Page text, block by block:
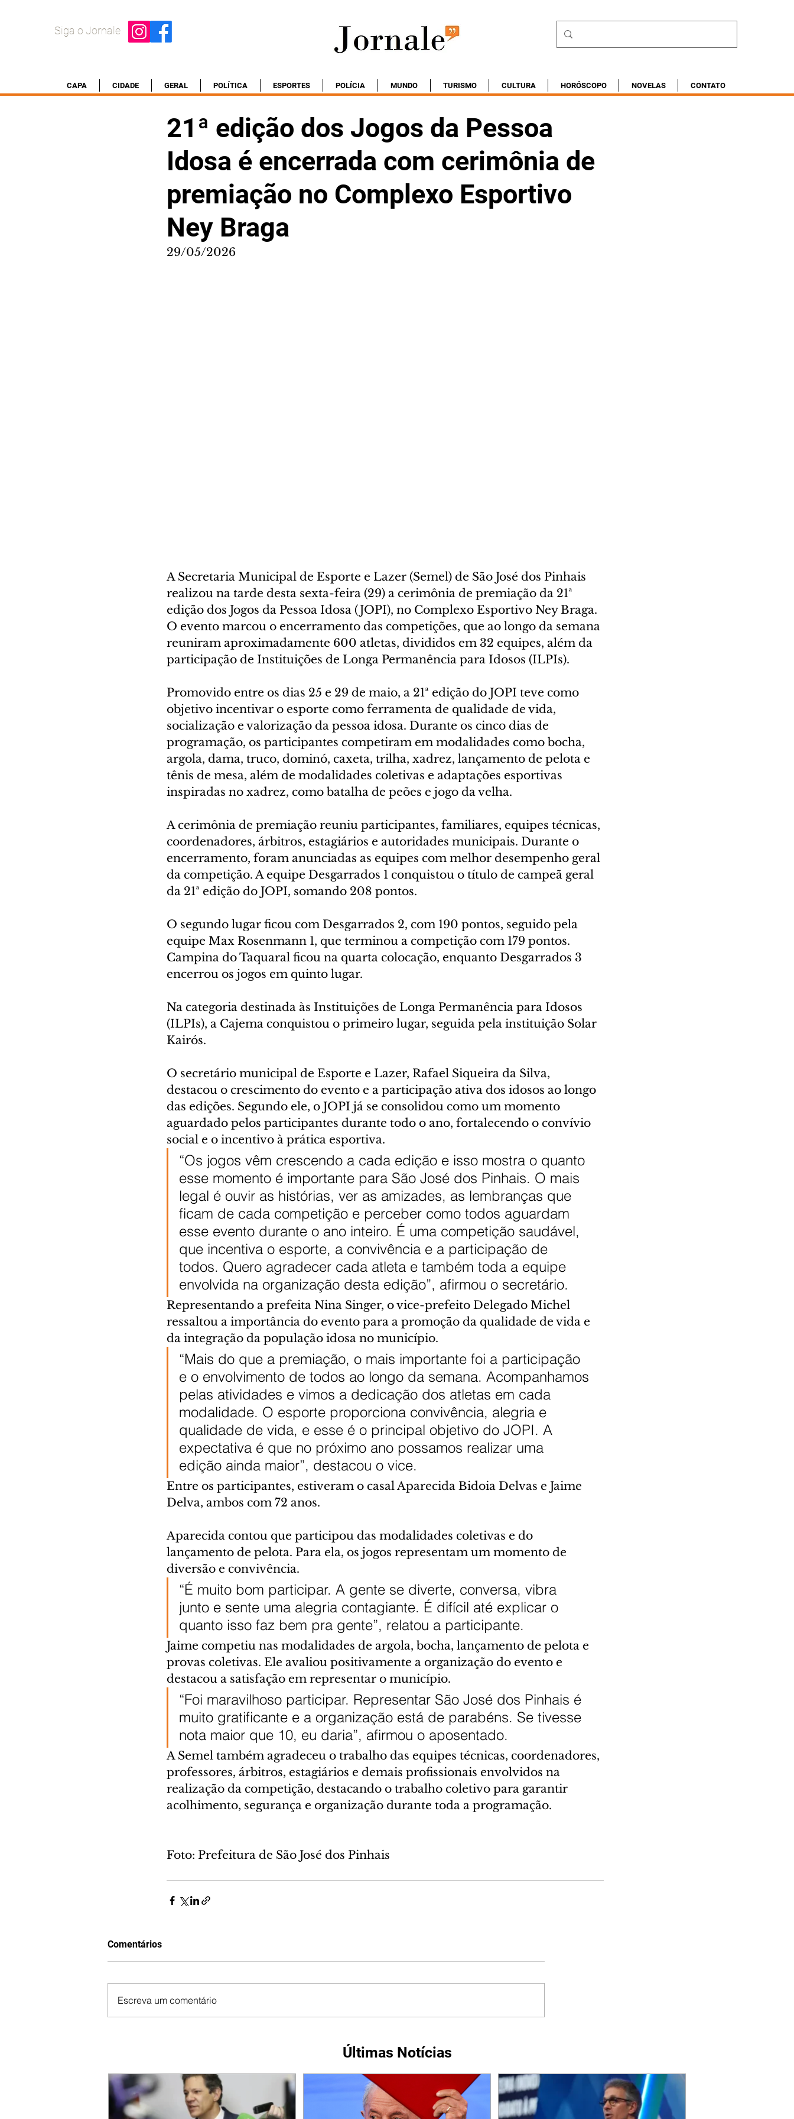
Siga o Jornale
CAPA CIDADE GERAL POLÍTICA ESPORTES POLÍCIA MUNDO TURISMO CULTURA HORÓSCOPO NOVELAS CONTATO
21ª edição dos Jogos da Pessoa
Idosa é encerrada com cerimônia de
premiação no Complexo Esportivo
Ney Braga
29/05/2026
A Secretaria Municipal de Esporte e Lazer (Semel) de São José dos Pinhais
realizou na tarde desta sexta-feira (29) a cerimônia de premiação da 21ª
edição dos Jogos da Pessoa Idosa (JOPI), no Complexo Esportivo Ney Braga.
O evento marcou o encerramento das competições, que ao longo da semana
reuniram aproximadamente 600 atletas, divididos em 32 equipes, além da
participação de Instituições de Longa Permanência para Idosos (ILPIs).
Promovido entre os dias 25 e 29 de maio, a 21ª edição do JOPI teve como
objetivo incentivar o esporte como ferramenta de qualidade de vida,
socialização e valorização da pessoa idosa. Durante os cinco dias de
programação, os participantes competiram em modalidades como bocha,
argola, dama, truco, dominó, caxeta, trilha, xadrez, lançamento de pelota e
tênis de mesa, além de modalidades coletivas e adaptações esportivas
inspiradas no xadrez, como batalha de peões e jogo da velha.
A cerimônia de premiação reuniu participantes, familiares, equipes técnicas,
coordenadores, árbitros, estagiários e autoridades municipais. Durante o
encerramento, foram anunciadas as equipes com melhor desempenho geral
da competição. A equipe Desgarrados 1 conquistou o título de campeã geral
da 21ª edição do JOPI, somando 208 pontos.
O segundo lugar ficou com Desgarrados 2, com 190 pontos, seguido pela
equipe Max Rosenmann 1, que terminou a competição com 179 pontos.
Campina do Taquaral ficou na quarta colocação, enquanto Desgarrados 3
encerrou os jogos em quinto lugar.
Na categoria destinada às Instituições de Longa Permanência para Idosos
(ILPIs), a Cajema conquistou o primeiro lugar, seguida pela instituição Solar
Kairós.
O secretário municipal de Esporte e Lazer, Rafael Siqueira da Silva,
destacou o crescimento do evento e a participação ativa dos idosos ao longo
das edições. Segundo ele, o JOPI já se consolidou como um momento
aguardado pelos participantes durante todo o ano, fortalecendo o convívio
social e o incentivo à prática esportiva.
“Os jogos vêm crescendo a cada edição e isso mostra o quanto
esse momento é importante para São José dos Pinhais. O mais
legal é ouvir as histórias, ver as amizades, as lembranças que
ficam de cada competição e perceber como todos aguardam
esse evento durante o ano inteiro. É uma competição saudável,
que incentiva o esporte, a convivência e a participação de
todos. Quero agradecer cada atleta e também toda a equipe
envolvida na organização desta edição”, afirmou o secretário.
Representando a prefeita Nina Singer, o vice-prefeito Delegado Michel
ressaltou a importância do evento para a promoção da qualidade de vida e
da integração da população idosa no município.
“Mais do que a premiação, o mais importante foi a participação
e o envolvimento de todos ao longo da semana. Acompanhamos
pelas atividades e vimos a dedicação dos atletas em cada
modalidade. O esporte proporciona convivência, alegria e
qualidade de vida, e esse é o principal objetivo do JOPI. A
expectativa é que no próximo ano possamos realizar uma
edição ainda maior”, destacou o vice.
Entre os participantes, estiveram o casal Aparecida Bidoia Delvas e Jaime
Delva, ambos com 72 anos.
Aparecida contou que participou das modalidades coletivas e do
lançamento de pelota. Para ela, os jogos representam um momento de
diversão e convivência.
“É muito bom participar. A gente se diverte, conversa, vibra
junto e sente uma alegria contagiante. É difícil até explicar o
quanto isso faz bem pra gente”, relatou a participante.
Jaime competiu nas modalidades de argola, bocha, lançamento de pelota e
provas coletivas. Ele avaliou positivamente a organização do evento e
destacou a satisfação em representar o município.
“Foi maravilhoso participar. Representar São José dos Pinhais é
muito gratificante e a organização está de parabéns. Se tivesse
nota maior que 10, eu daria”, afirmou o aposentado.
A Semel também agradeceu o trabalho das equipes técnicas, coordenadores,
professores, árbitros, estagiários e demais profissionais envolvidos na
realização da competição, destacando o trabalho coletivo para garantir
acolhimento, segurança e organização durante toda a programação.
Foto: Prefeitura de São José dos Pinhais
Comentários
Escreva um comentário
Últimas Notícias